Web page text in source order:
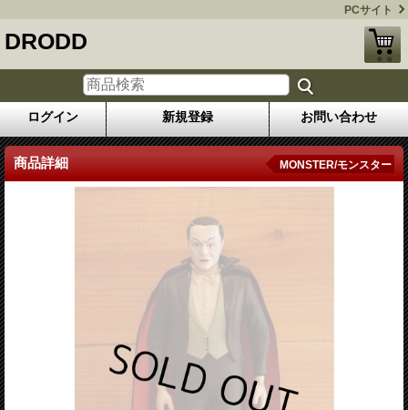
PCサイト
DRODD
ログイン 新規登録 お問い合わせ
商品詳細 MONSTER/モンスター